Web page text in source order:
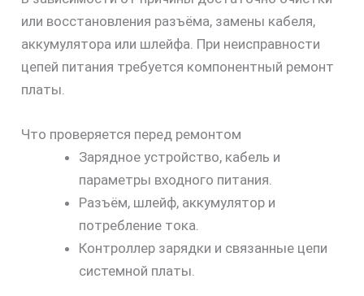
или восстановления разъёма, замены кабеля,
аккумулятора или шлейфа. При неисправности
цепей питания требуется компонентный ремонт
платы.
Что проверяется перед ремонтом
Зарядное устройство, кабель и
параметры входного питания.
Разъём, шлейф, аккумулятор и
потребление тока.
Контроллер зарядки и связанные цепи
системной платы.